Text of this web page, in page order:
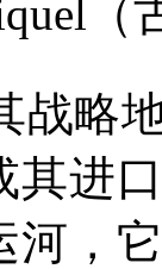
战略
其进
河，